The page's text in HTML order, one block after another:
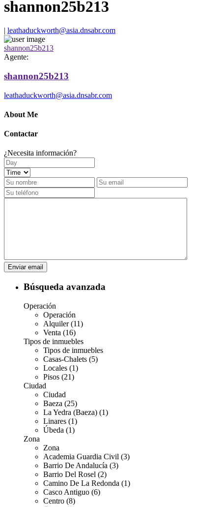
shannon25b213
| leathaduckworth@asia.dnsabr.com
shannon25b213
Agente:
shannon25b213
leathaduckworth@asia.dnsabr.com
About Me
Contactar
¿Necesita información?
Búsqueda avanzada
Operación
Operación
Alquiler (11)
Venta (16)
Tipos de inmuebles
Tipos de inmuebles
Casas-Chalets (5)
Locales (1)
Pisos (21)
Ciudad
Ciudad
Baeza (25)
La Yedra (Baeza) (1)
Linares (1)
Úbeda (1)
Zona
Zona
Academia Guardia Civil (3)
Barrio De Andalucía (3)
Barrio Del Rosel (2)
Camino De La Redonda (1)
Casco Antiguo (6)
Centro (8)